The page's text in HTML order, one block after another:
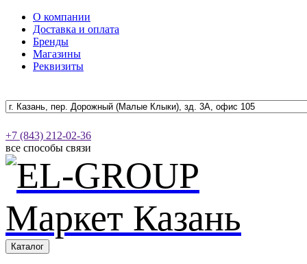
О компании
Доставка и оплата
Бренды
Магазины
Реквизиты
+7 (843) 212-02-36
все способы связи
Каталог